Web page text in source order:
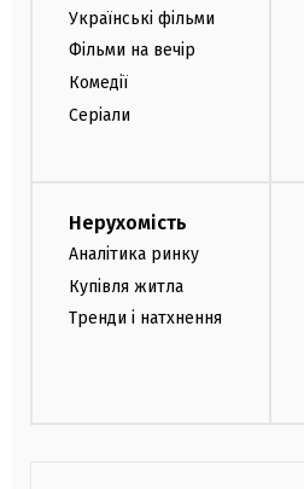
Українські фільми
Фільми на вечір
Комедії
Серіали
Нерухомість
Аналітика ринку
Купівля житла
Тренди і натхнення